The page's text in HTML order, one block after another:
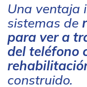
Una ventaja
sistemas de
para ver a
del teléfono
construido.